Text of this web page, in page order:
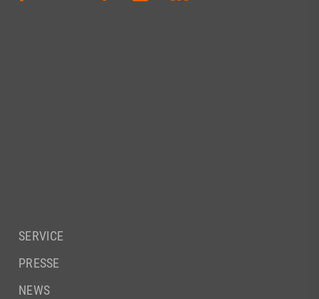
SERVICE
PRESSE
NEWS